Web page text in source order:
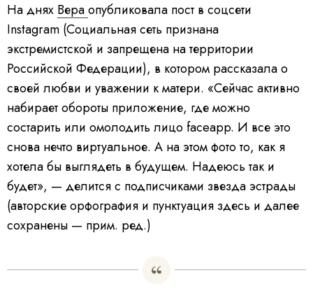
На днях Вераопубликовала пост в соцсети
Instagram (Социальная сеть признана
экстремистской и запрещена на территории
Российской Федерации), в котором рассказала о
своей любви и уважении к матери. «Сейчас активно
набирает обороты приложение, где можно
состарить или омолодить лицо faceapp. И все это
снова нечто виртуальное. А на этом фото то, как я
хотела бы выглядеть в будущем. Надеюсь так и
будет», — делится с подписчиками звезда эстрады
(авторские орфография и пунктуация здесь и далее
сохранены — прим. ред.)